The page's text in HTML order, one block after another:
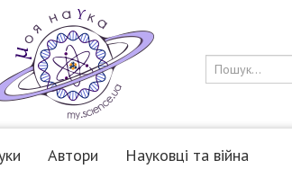
Автори Науковці та війна